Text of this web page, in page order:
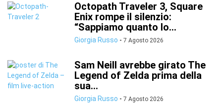
Octopath Traveler 3, Square
Enix rompe il silenzio:
“Sappiamo quanto lo...
Giorgia Russo - 7 Agosto 2026
Sam Neill avrebbe girato The
Legend of Zelda prima della
sua...
Giorgia Russo - 7 Agosto 2026